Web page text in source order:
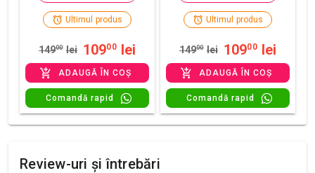
Ultimul produs
14900 lei 10900 lei
ADAUGĂ ÎN COȘ
Comandă rapid
Ultimul produs
14900 lei 10900 lei
ADAUGĂ ÎN COȘ
Comandă rapid
Review-uri și întrebări